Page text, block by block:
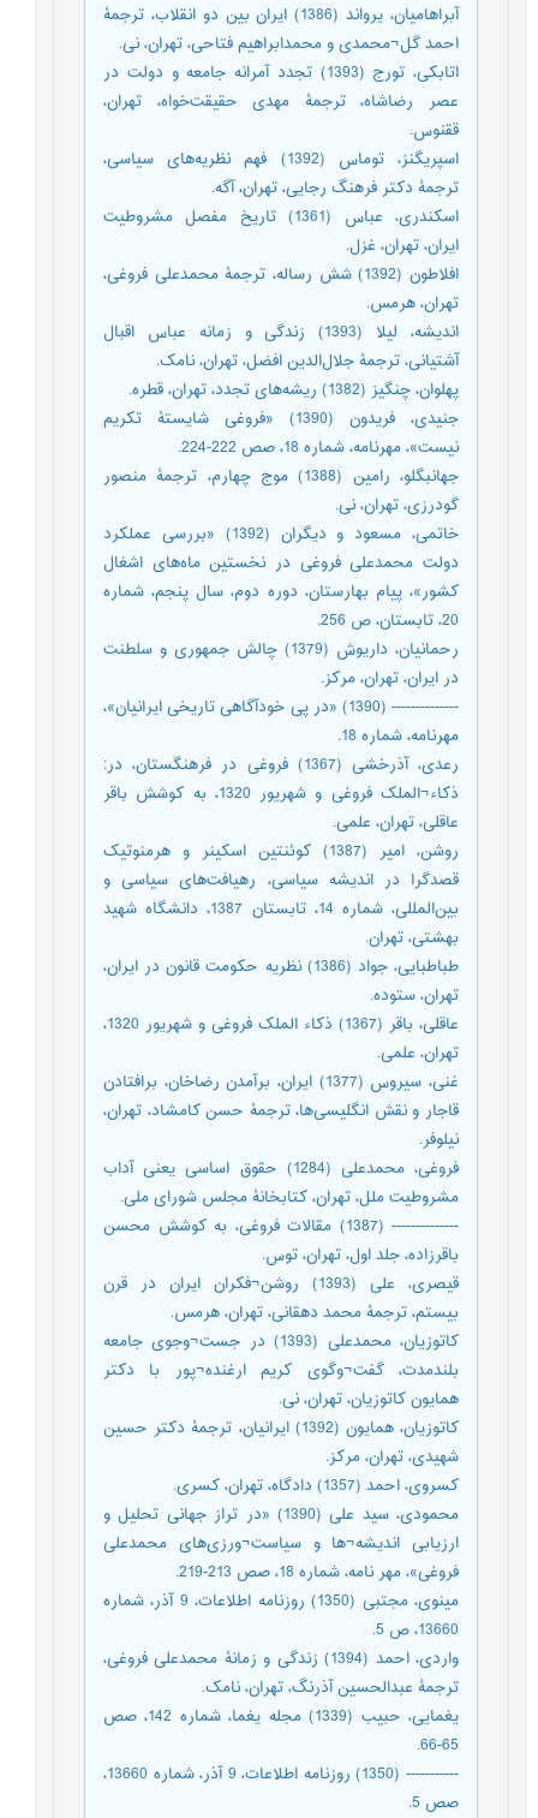
آبراهامیان، یرواند (1386) ایران بین دو انقلاب، ترجمۀ
احمد گل¬محمدی و محمدابراهیم فتاحی، تهران، نی.
اتابکی، تورج (1393) تجدد آمرانه جامعه و دولت در
عصر رضاشاه، ترجمۀ مهدی حقیقت‌خواه، تهران،
ققنوس.
اسپریگنز، توماس (1392) فهم نظریه‌های سیاسی،
ترجمۀ دکتر فرهنگ رجایی، تهران، آگه.
اسکندری، عباس (1361) تاریخ مفصل مشروطیت
ایران، تهران، غزل.
افلاطون (1392) شش رساله، ترجمۀ محمدعلی فروغی،
تهران، هرمس.
اندیشه، لیلا (1393) زندگی و زمانه عباس اقبال
آشتیانی، ترجمۀ جلال‌الدین افضل، تهران، نامک.
پهلوان، چنگیز (1382) ریشه‌های تجدد، تهران، قطره.
جنیدی، فریدون (1390) «فروغی شایستۀ تکریم
نیست»، مهرنامه، شماره 18، صص 222-224.
جهانبگلو، رامین (1388) موج چهارم، ترجمۀ منصور
گودرزی، تهران، نی.
خاتمی، مسعود و دیگران (1392) «بررسی عملکرد
دولت محمدعلی فروغی در نخستین ماه‌های اشغال
کشور»، پیام بهارستان، دوره دوم، سال پنجم، شماره
20، تابستان، ص 256.
رحمانیان، داریوش (1379) چالش جمهوری و سلطنت
در ایران، تهران، مرکز.
-------------- (1390) «در پی خودآگاهی تاریخی ایرانیان»،
مهرنامه، شماره 18.
رعدی، آذرخشی (1367) فروغی در فرهنگستان، در:
ذکاء¬الملک فروغی و شهریور 1320، به کوشش باقر
عاقلی، تهران، علمی.
روشن، امیر (1387) کوئنتین اسکینر و هرمنوتیک
قصدگرا در اندیشه سیاسی، رهیافت‌های سیاسی و
بین‌المللی، شماره 14، تابستان 1387، دانشگاه شهید
بهشتی، تهران.
طباطبایی، جواد (1386) نظریه حکومت قانون در ایران،
تهران، ستوده.
عاقلی، باقر (1367) ذکاء الملک فروغی و شهریور 1320،
تهران، علمی.
غنی، سیروس (1377) ایران، برآمدن رضاخان، برافتادن
قاجار و نقش انگلیسی‌ها، ترجمۀ حسن کامشاد، تهران،
نیلوفر.
فروغی، محمدعلی (1284) حقوق اساسی یعنی آداب
مشروطیت ملل، تهران، کتابخانۀ مجلس شورای ملی.
-------------- (1387) مقالات فروغی، به کوشش محسن
باقرزاده، جلد اول، تهران، توس.
قیصری، علی (1393) روشن¬فکران ایران در قرن
بیستم، ترجمۀ محمد دهقانی، تهران، هرمس.
کاتوزیان، محمدعلی (1393) در جست¬وجوی جامعه
بلندمدت، گفت¬وگوی کریم ارغنده¬پور با دکتر
همایون کاتوزیان، تهران، نی.
کاتوزیان، همایون (1392) ایرانیان، ترجمۀ دکتر حسین
شهیدی، تهران، مرکز.
کسروی، احمد (1357) دادگاه، تهران، کسری.
محمودی، سید علی (1390) «در تراز جهانی تحلیل و
ارزیابی اندیشه¬ها و سیاست¬ورزی‌های محمدعلی
فروغی»، مهر نامه، شماره 18، صص 213-219.
مینوی، مجتبی (1350) روزنامه اطلاعات، 9 آذر، شماره
13660، ص 5.
واردی، احمد (1394) زندگی و زمانۀ محمدعلی فروغی،
ترجمۀ عبدالحسین آذرنگ، تهران، نامک.
یغمایی، حبیب (1339) مجله یغما، شماره 142، صص
65-66.
----------- (1350) روزنامه اطلاعات، 9 آذر، شماره 13660،
صص 5.